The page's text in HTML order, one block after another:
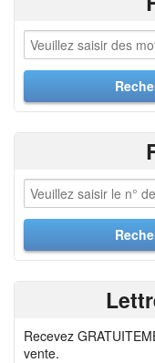
Recevez
vente.